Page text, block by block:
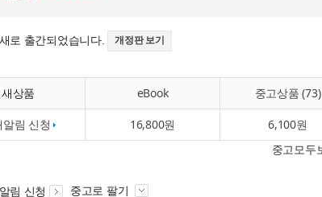
로 출간되었습니다. 개정판 보기
새상품 eBook 중고상품 (73)
알림 신청 16,800원 6,100원
중고모두
림 신청 중고로 팔기